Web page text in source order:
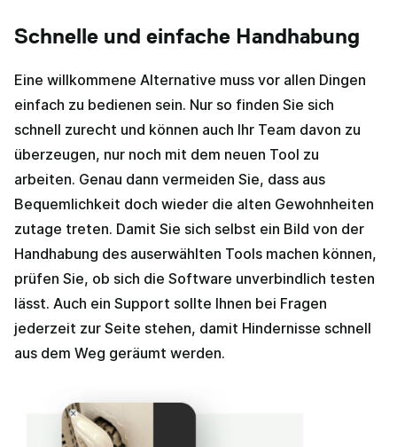
Schnelle und einfache Handhabung
Eine willkommene Alternative muss vor allen Dingen
einfach zu bedienen sein. Nur so finden Sie sich
schnell zurecht und können auch Ihr Team davon zu
überzeugen, nur noch mit dem neuen Tool zu
arbeiten. Genau dann vermeiden Sie, dass aus
Bequemlichkeit doch wieder die alten Gewohnheiten
zutage treten. Damit Sie sich selbst ein Bild von der
Handhabung des auserwählten Tools machen können,
prüfen Sie, ob sich die Software unverbindlich testen
lässt. Auch ein Support sollte Ihnen bei Fragen
jederzeit zur Seite stehen, damit Hindernisse schnell
aus dem Weg geräumt werden.